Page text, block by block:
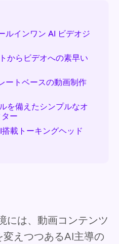
ルインワン AI ビデオジ
からビデオへの素早い
ートベースの動画制作
を備えたシンプルなオ
ー
載トーキングヘッド
には、動画コンテンツ
えつつあるAI主導の